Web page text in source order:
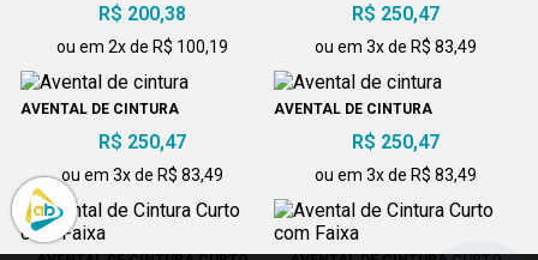
R$ 200,38
ou em 2x de R$ 100,19
R$ 250,47
ou em 3x de R$ 83,49
AVENTAL DE CINTURA
R$ 250,47
ou em 3x de R$ 83,49
AVENTAL DE CINTURA
R$ 250,47
ou em 3x de R$ 83,49